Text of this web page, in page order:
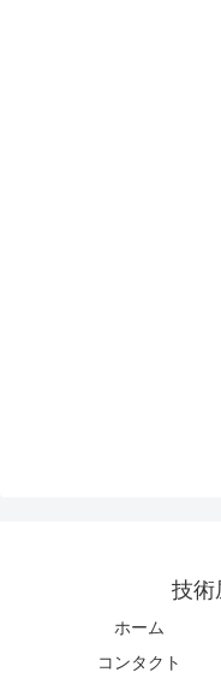
技術
ホーム
コンタクト